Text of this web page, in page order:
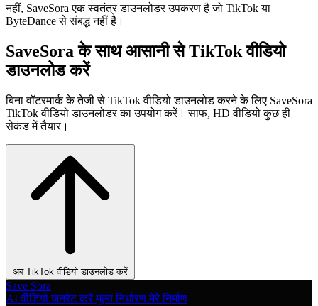
नहीं, SaveSora एक स्वतंत्र डाउनलोडर उपकरण है जो TikTok या
ByteDance से संबद्ध नहीं है।
SaveSora के साथ आसानी से TikTok वीडियो
डाउनलोड करें
बिना वॉटरमार्क के तेजी से TikTok वीडियो डाउनलोड करने के लिए SaveSora
TikTok वीडियो डाउनलोडर का उपयोग करें। साफ, HD वीडियो कुछ ही
सेकंड में तैयार।
अब TikTok वीडियो डाउनलोड करें
Save Sora
AI वीडियो जनरेट करें मूल्य निर्धारण मेरे निर्माण